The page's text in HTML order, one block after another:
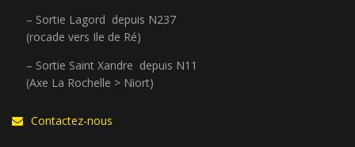
– Sortie Lagord depuis N237
(rocade vers Ile de Ré)
– Sortie Saint Xandre depuis N11
(Axe La Rochelle > Niort)
Contactez-nous